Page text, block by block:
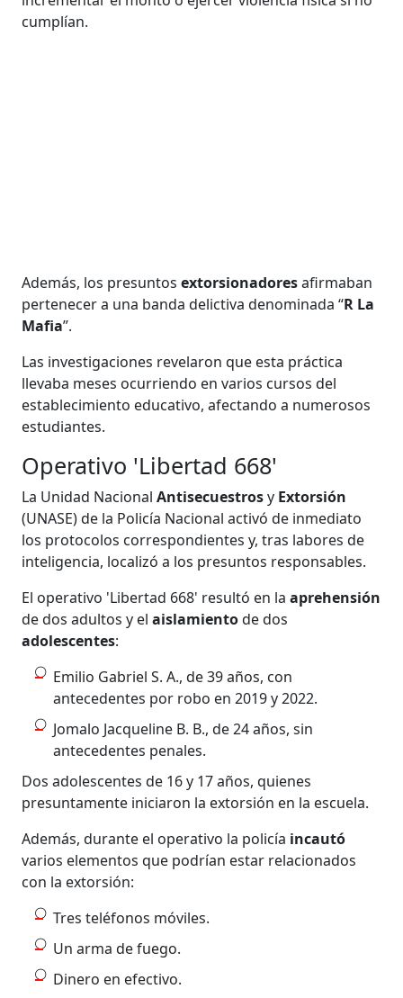
cumplían.
Además, los presuntosextorsionadoresafirmaban
pertenecer a una banda delictiva denominada “R La
Mafia”.
Las investigaciones revelaron que esta práctica
llevaba meses ocurriendo en varios cursos del
establecimiento educativo, afectando a numerosos
estudiantes.
Operativo 'Libertad 668'
La Unidad NacionalAntisecuestrosy Extorsión
(UNASE) de la Policía Nacional activó de inmediato
los protocolos correspondientes y, tras labores de
inteligencia, localizó a los presuntos responsables.
El operativo 'Libertad 668' resultó en laaprehensión
de dos adultos y elaislamientode dos
adolescentes:
Emilio Gabriel S. A., de 39 años, con
antecedentes por robo en 2019 y 2022.
Jomalo Jacqueline B. B., de 24 años, sin
antecedentes penales.
Dos adolescentes de 16 y 17 años, quienes
presuntamente iniciaron la extorsión en la escuela.
Además, durante el operativo la policía incautó
varios elementos que podrían estar relacionados
con la extorsión:
Tres teléfonos móviles.
Un arma de fuego.
Dinero en efectivo.